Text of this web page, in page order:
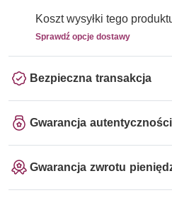
Koszt wysyłki tego
Sprawdź opcje dostawy
Bezpieczna transakcja
Gwarancja autentyczności
Gwarancja zwrotu